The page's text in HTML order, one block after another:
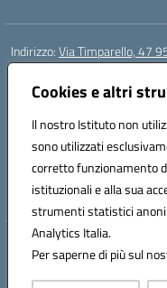
Cookies e altri
Il nostro Istituto non
sono utilizzati
corretto funzionamento
istituzionali e alla sua
strumenti statistici
Analytics Italia.
Per saperne di più sul
Indirizzo:Via Timparello, 47
Centralino:
Posta elettronica certificata
Codice fiscale: 93238350875
Codice meccanografico:
Codice Indice delle
Codice unico di fatturazione
Hosting &
Concept &